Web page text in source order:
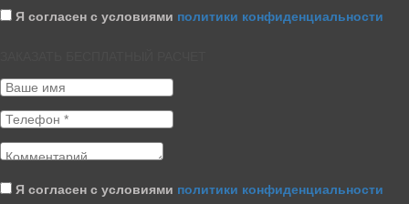
Я согласен с условиями политики конфиденциальности
Я согласен с условиями политики конфиденциальности